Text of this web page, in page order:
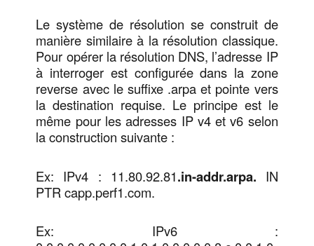
Le système de résolution se construit de
manière similaire à la résolution classique.
Pour opérer la résolution DNS, l’adresse IP
à interroger est configurée dans la zone
reverse avec le suffixe .arpa et pointe vers
la destination requise. Le principe est le
même pour les adresses IP v4 et v6 selon
la construction suivante :
Ex: IPv4 : 11.80.92.81.in-addr.arpa. IN
PTR capp.perf1.com.
Ex: IPv6 :